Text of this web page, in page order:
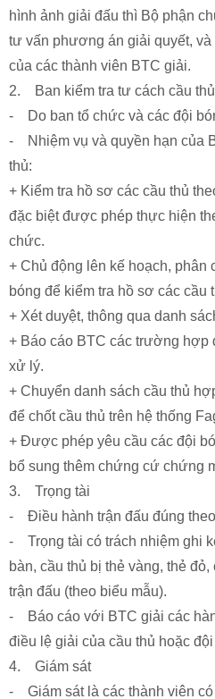
hình ảnh giải đấu thì Bộ phận
tư vấn phương án giải quyết,
của các thành viên BTC giải.
2. Ban kiểm tra tư cách cầu thủ
- Do ban tổ chức và các đội
- Nhiệm vụ và quyền hạn của
thủ:
+ Kiểm tra hồ sơ các cầu thủ
đặc biệt được phép thực hiện
chức.
+ Chủ động lên kế hoạch, phân
bóng để kiểm tra hồ sơ các cầu
+ Xét duyệt, thông qua danh
+ Báo cáo BTC các trường hợp
xử lý.
+ Chuyển danh sách cầu thủ
để chốt cầu thủ trên hệ thống
+ Được phép yêu cầu các đội
bổ sung thêm chứng cứ chứng
3. Trọng tài
- Điều hành trận đấu đúng
- Trọng tài có trách nhiệm ghi
bàn, cầu thủ bị thẻ vàng, thẻ
trận đấu (theo biểu mẫu).
- Báo cáo với BTC giải các
điều lệ giải của cầu thủ hoặc
4. Giám sát
- Giám sát là các thành viên